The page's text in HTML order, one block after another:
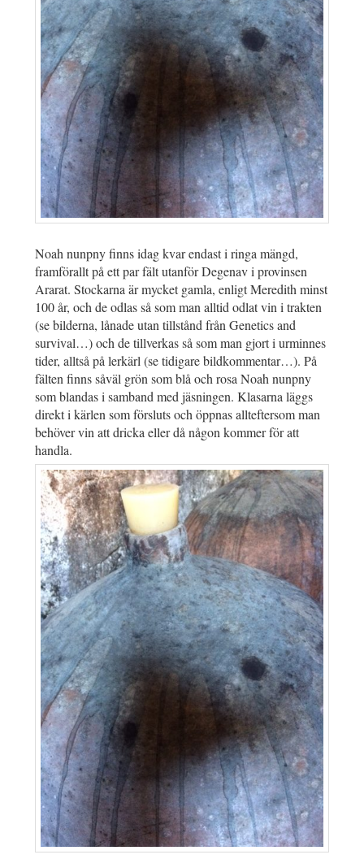
Noah nunpny finns idag kvar endast i ringa mängd,
framförallt på ett par fält utanför Degenav i provinsen
Ararat. Stockarna är mycket gamla, enligt Meredith minst
100 år, och de odlas så som man alltid odlat vin i trakten
(se bilderna, lånade utan tillstånd från Genetics and
survival…) och de tillverkas så som man gjort i urminnes
tider, alltså på lerkärl (se tidigare bildkommentar…). På
fälten finns såväl grön som blå och rosa Noah nunpny
som blandas i samband med jäsningen. Klasarna läggs
direkt i kärlen som försluts och öppnas allteftersom man
behöver vin att dricka eller då någon kommer för att
handla.